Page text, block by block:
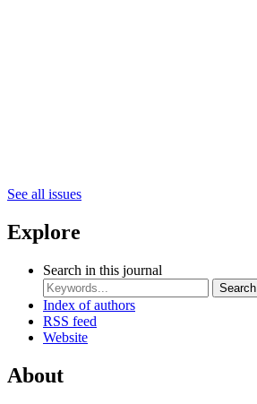
See all issues
Explore
Search in this journal
Search
Index of authors
RSS feed
Website
About